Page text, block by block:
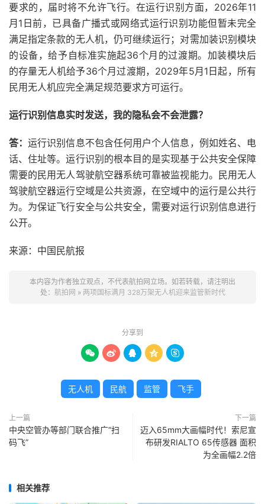
要求的，届时将不允许飞行。在运行识别方面，2026年11
月1日前，已具备广播式或网络式运行识别功能但暂未完全
满足指定条款的无人机，仍可继续运行；对需加装识别模块
的设备，给予自标准实施起36个月的过渡期。加装模块后
的存量无人机给予36个月过渡期，2029年5月1日起，所有
民用无人机应完全满足规范要求方可运行。
运行识别信息实时发送，我的隐私会不会泄露？
答：运行识别信息不包含任何用户个人信息，例如姓名、电
话、住址等。运行识别的根本目的是实现基于公共安全保障
需要的民用无人驾驶航空器系统可靠被监视能力。民用无人
驾驶航空器运行空域是公共资源，在空域中的运行是公共行
为。为保证飞行安全与公共安全，需要对运行识别信息进行
公开。
来源：中国民航报
本内容为作者独立观点，不代表航拍网立场。如若转载，请注明出
处： 航拍网 » 两项国标满月 328万架无人机迎来监管新时代
分享到
    
无人机 民航 监管 飞手
上一篇
中央空管办等部门联合推广“扫
码飞”
下一篇
迈入65mm大画幅时代！索尼宣
布研发RIALTO 65传感器 面积
为全画幅2.2倍
相关推荐